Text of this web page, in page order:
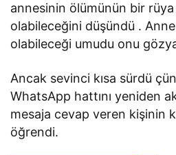
annesinin ölümünün bir
olabileceğini düşündü .
olabileceği umudu onu
Ancak sevinci kısa sürdü
WhatsApp hattını yeniden
mesaja cevap veren kişinin
öğrendi.